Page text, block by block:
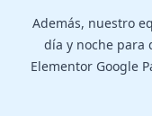
Además, nuestro
día y noche para
Elementor Google